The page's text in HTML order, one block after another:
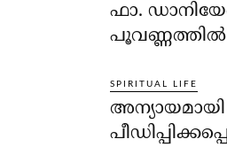
ഫാ.
SPIRITUAL LIFE
അന്യായമായി